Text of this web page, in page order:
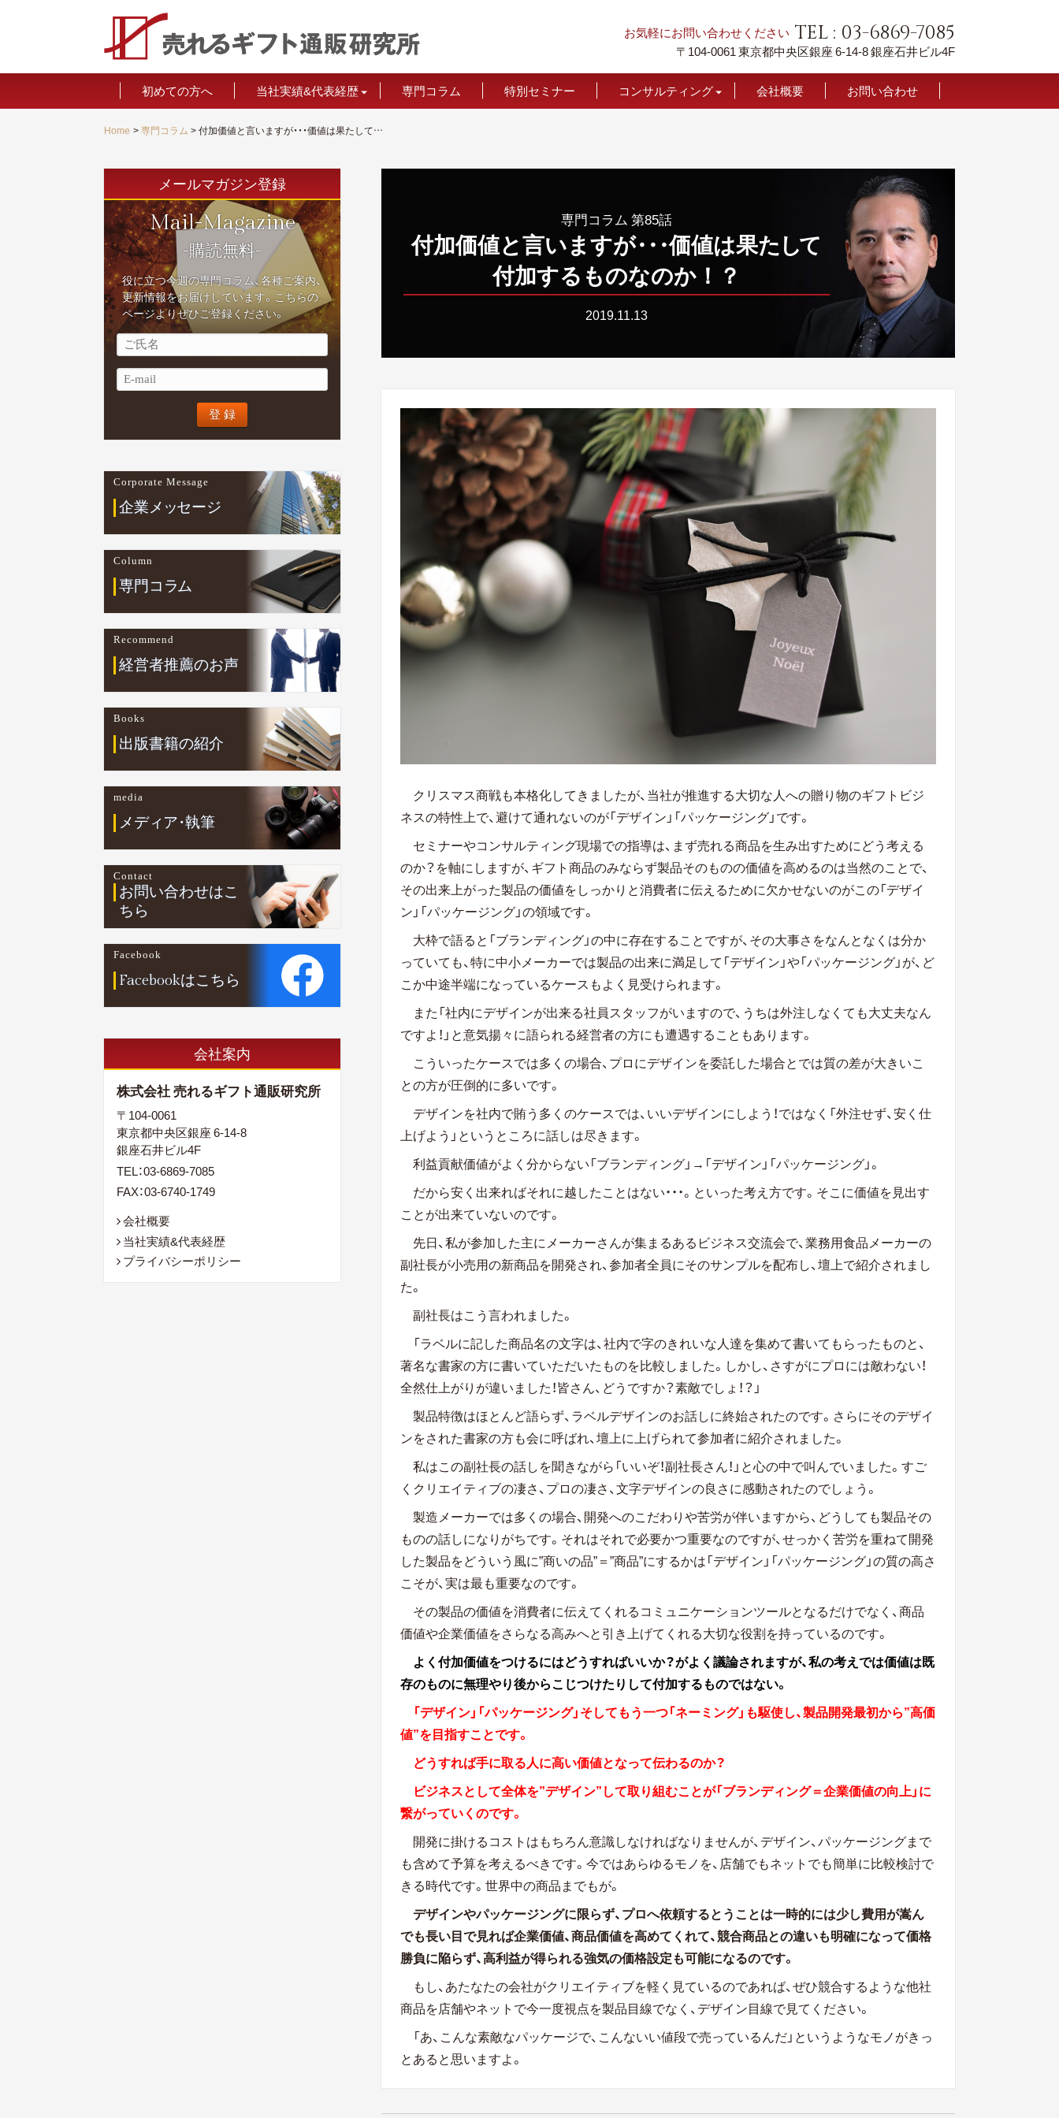
お気軽にお問い合わせください TEL : 03-6869-7085
〒104-0061東京都中央区銀座 6-14-8銀座石井ビル4F
初めての方へ
当社実績&代表経歴
経営者推薦のお声
専門コラム 特別セミナー
コンサルティング
価格について
会社概要 お問い合わせ
Home 専門コラム 付加価値と言いますが・・・価値は果たして付加するものなのか！？
専門コラム 第85話
付加価値と言いますが・・・価値は果た して
付加するものなのか！？
2019.11.13
クリスマス商戦も本格化してきましたが、当社が推進する大切な人への贈り物のギフトビジ
ネスの特性上で、避けて通れないのが「デザイン」「パッケージング」です。
セミナーやコンサルティング現場での指導は、まず売れる商品を生み出すためにどう考える
のか？を軸にしますが、ギフト商品のみならず製品そのものの価値を高めるのは当然のことで、
その出来上がった製品の価値をしっかりと消費者に伝えるために欠かせないのがこの「デザイ
ン」「パッケージング」の領域です。
大枠で語ると「ブランディング」の中に存在することですが、その大事さをなんとなくは分か
っていても、特に中小メーカーでは製品の出来に満足して「デザイン」や「パッケージング」が、ど
こか中途半端になっているケースもよく見受けられます。
また「社内にデザインが出来る社員スタッフがいますので、うちは外注しなくても大丈夫なん
ですよ！」と意気揚々に語られる経営者の方にも遭遇することもあります。
こういったケースでは多くの場合、プロにデザインを委託した場合とでは質の差が大きいこ
との方が圧倒的に多いです。
デザインを社内で賄う多くのケースでは、いいデザインにしよう！ではなく「外注せず、安く仕
上げよう」というところに話しは尽きます。
利益貢献価値がよく分からない「ブランディング」→「デザイン」「パッケージング」。
だから安く出来ればそれに越したことはない・・・。といった考え方です。そこに価値を見出す
ことが出来ていないのです。
先日、私が参加した主にメーカーさんが集まるあるビジネス交流会で、業務用食品メーカーの
副社長が小売用の新商品を開発され、参加者全員にそのサンプルを配布し、壇上で紹介されまし
た。
副社長はこう言われました。
「ラベルに記した商品名の文字は、社内で字のきれいな人達を集めて書いてもらったものと、
著名な書家の方に書いていただいたものを比較しました。しかし、さすがにプロには敵わない！
全然仕上がりが違いました！皆さん、どうですか？素敵でしょ！？」
製品特徴はほとんど語らず、ラベルデザインのお話しに終始されたのです。さらにそのデザイ
ンをされた書家の方も会に呼ばれ、壇上に上げられて参加者に紹介されました。
私はこの副社長の話しを聞きながら「いいぞ！副社長さん！」と心の中で叫んでいました。すご
くクリエイティブの凄さ、プロの凄さ、文字デザインの良さに感動されたのでしょう。
製造メーカーでは多くの場合、開発へのこだわりや苦労が伴いますから、どうしても製品その
ものの話しになりがちです。それはそれで必要かつ重要なのですが、せっかく苦労を重ねて開発
した製品をどういう風に”商いの品”＝”商品”にするかは「デザイン」「パッケージング」の質の高さ
こそが、実は最も重要なのです。
その製品の価値を消費者に伝えてくれるコミュニケーションツールとなるだけでなく、商品
価値や企業価値をさらなる高みへと引き上げてくれる大切な役割を持っているのです。
よく付加価値をつけるにはどうすればいいか？がよく議論されますが、私の考えでは価値は既
存のものに無理やり後からこじつけたりして付加するものではない。
「デザイン」「パッケージング」そしてもう一つ「ネーミング」も駆使し、製品開発最初から”高価
値”を目指すことです。
どうすれば手に取る人に高い価値となって伝わるのか？
ビジネスとして全体を”デザイン”して取り組むことが「ブランディング＝企業価値の向上」に
繋がっていくのです。
開発に掛けるコストはもちろん意識しなければなりませんが、デザイン、パッケージングまで
も含めて予算を考えるべきです。今ではあらゆるモノを、店舗でもネットでも簡単に比較検討で
きる時代です。世界中の商品までもが。
デザインやパッケージングに限らず、プロへ依頼するとうことは一時的には少し費用が嵩ん
でも長い目で見れば企業価値、商品価値を高めてくれて、競合商品との違いも明確になって価格
勝負に陥らず、高利益が得られる強気の価格設定も可能になるのです。
もし、あたなたの会社がクリエイティブを軽く見ているのであれば、ぜひ競合するような他社
商品を店舗やネットで今一度視点を製品目線でなく、デザイン目線で見てください。
「あ、こんな素敵なパッケージで、こんないい値段で売っているんだ」というようなモノがきっ
とあると思いますよ。
メールマガジン登録
Mail-Magazine
-購読無料-
役に立つ今週の専門コラム、各種ご案内、
更新情報をお届けしています。こちらの
ページよりぜひご登録ください。
Corporate Message
企業メ ッセージ
Column
専門コ ラム
Recommend
経営者推薦のお声
Books
出版書籍の紹介
media
メディア・執筆
Contact
お問い合わせはこ
ちら
Facebook
Facebookはこちら
会社案内
株式会社 売れるギフト通販研究所
〒104-0061
東京都中央区銀座 6-14-8
銀座石井ビル4F
TEL：03-6869-7085
FAX：03-6740-1749
会社概要
当社実績&代表経歴
プライバシーポリシー